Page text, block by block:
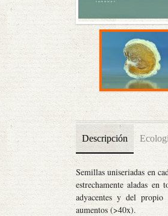
Descripción
Semillas uniseriadas en
estrechamente aladas
adyacentes y del propio
aumentos (>40x).